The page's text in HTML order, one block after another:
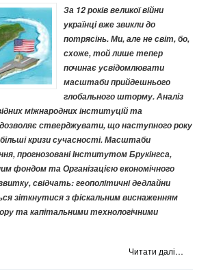
За 12 років великої війни
українці вже звикли до
потрясінь. Ми, але не світ, бо,
схоже, той лише тепер
починає усвідомлювати
масштаби прийдешнього
глобального шторму. Аналіз
міжнародних інституцій та
стверджувати, що наступного року
кризи сучасності. Масштаби
прогнозовані Інститутом Брукінгса,
фондом та Організацією економічного
свідчать: геополітичні дедлайни
зіткнутися з фіскальним виснаженням
та капітальними технологічними
Читати далі…